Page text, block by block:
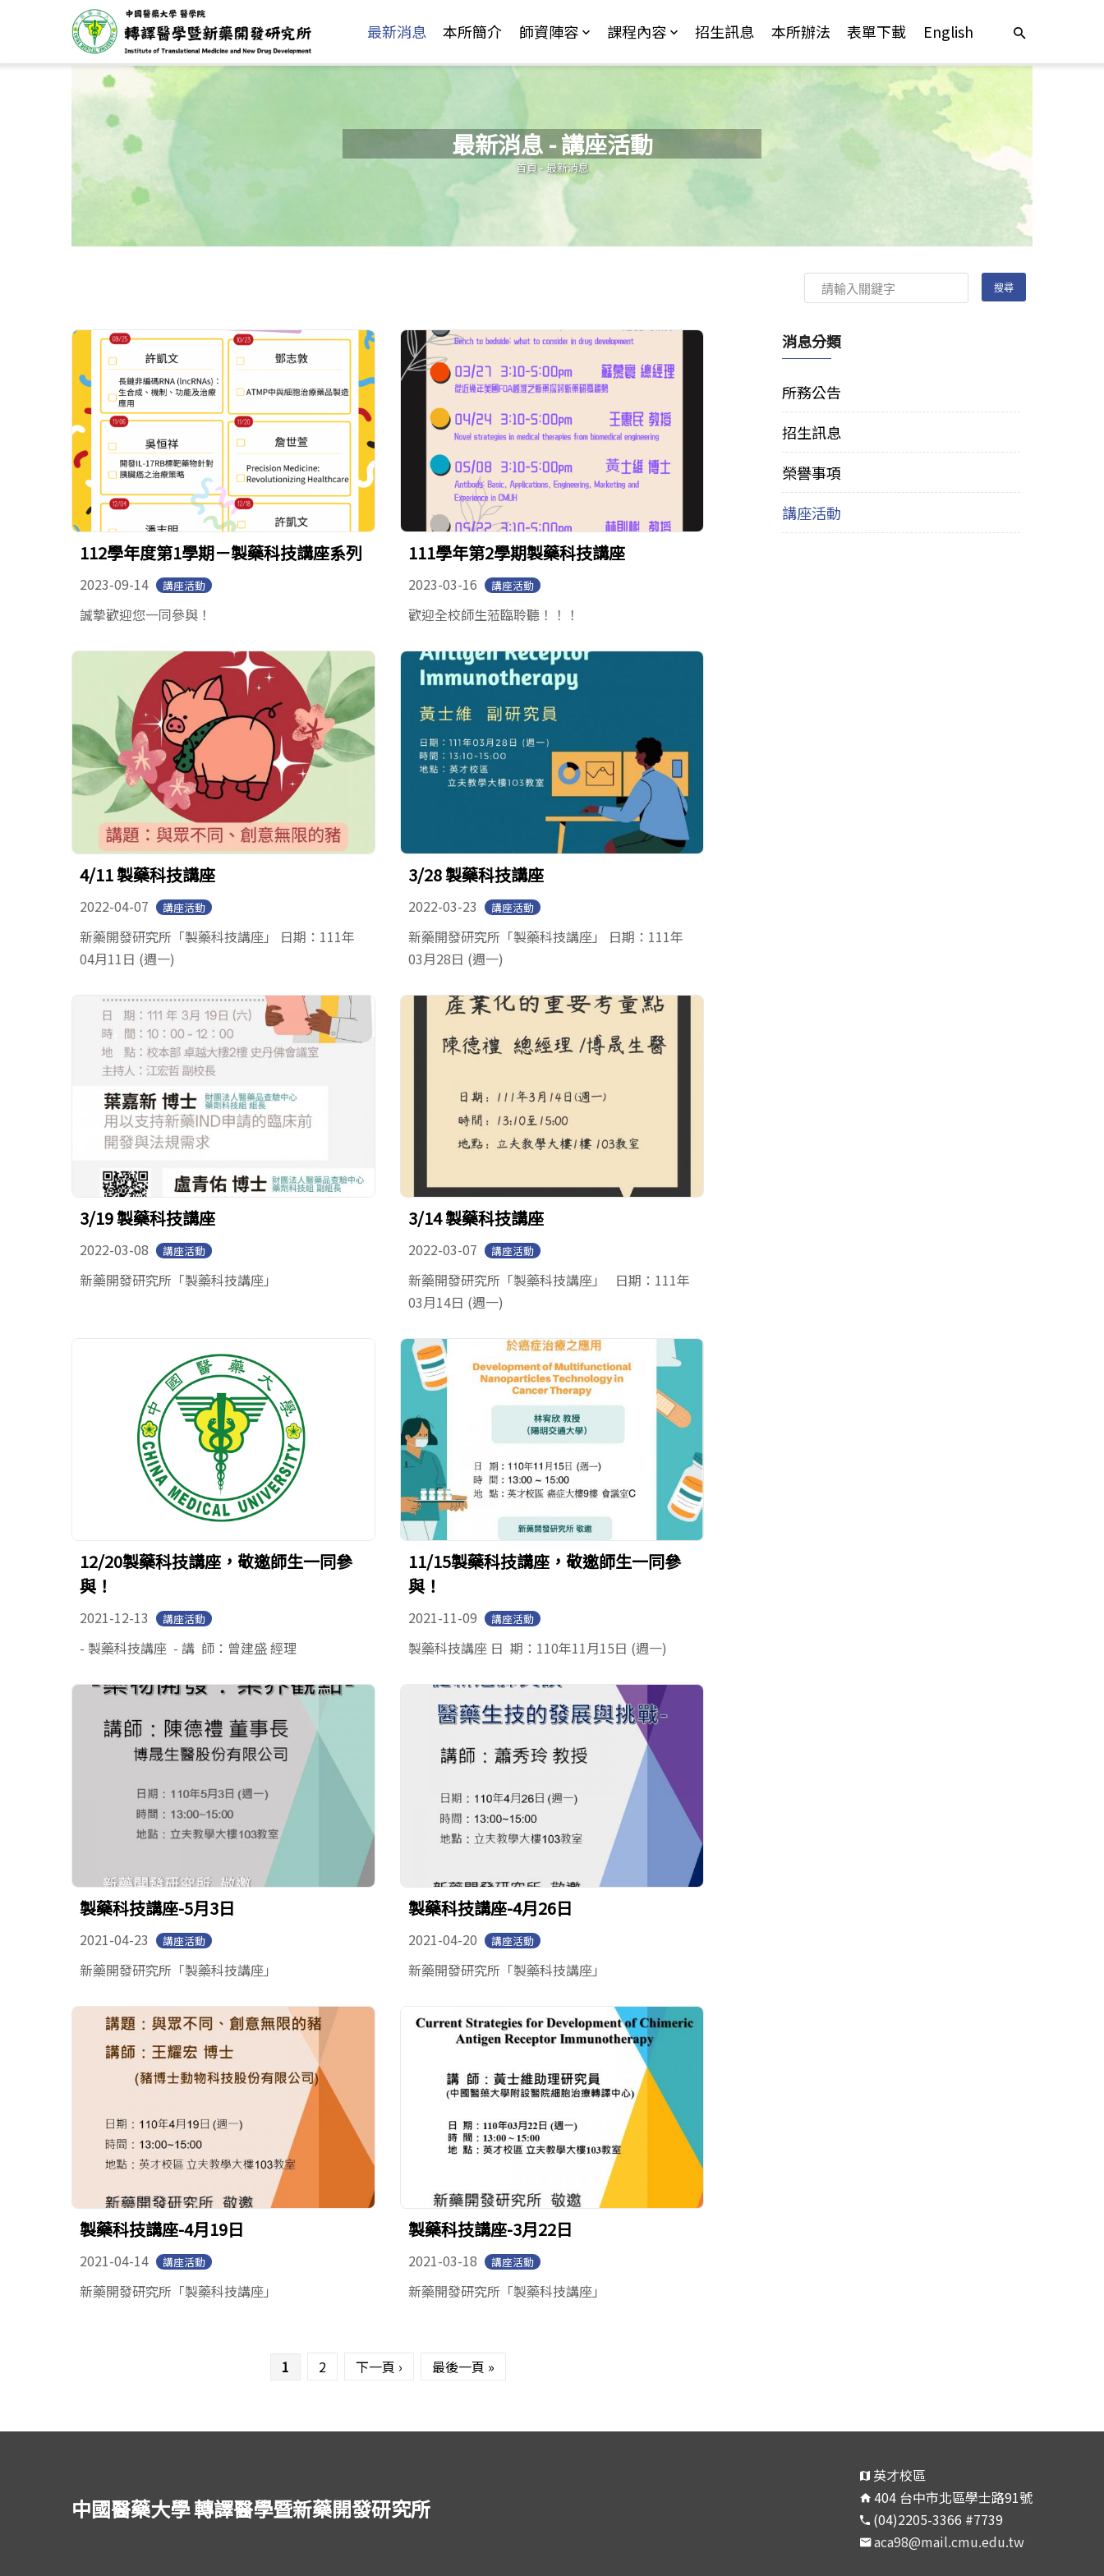
最新消息 本所簡介 師資陣容 課程內容 招生訊息 本所辦法 表單下載 English
最新消息 - 講座活動
您在這裡
首頁-最新消息
112學年度第1學期－製藥科技講座系列
2023-09-14 講座活動
誠摯歡迎您一同參與！
111學年第2學期製藥科技講座
2023-03-16 講座活動
歡迎全校師生蒞臨聆聽！！！
4/11 製藥科技講座
2022-04-07 講座活動
新藥開發研究所「製藥科技講座」 日期：111年
04月11日 (週一)
3/28 製藥科技講座
2022-03-23 講座活動
新藥開發研究所「製藥科技講座」 日期：111年
03月28日 (週一)
3/19 製藥科技講座
2022-03-08 講座活動
新藥開發研究所「製藥科技講座」
3/14 製藥科技講座
2022-03-07 講座活動
新藥開發研究所「製藥科技講座」 日期：111年
03月14日 (週一)
12/20製藥科技講座，敬邀師生一同參
與！
2021-12-13 講座活動
- 製藥科技講座 - 講 師：曾建盛 經理
11/15製藥科技講座，敬邀師生一同參
與！
2021-11-09 講座活動
製藥科技講座 日 期：110年11月15日 (週一)
製藥科技講座-5月3日
2021-04-23 講座活動
新藥開發研究所「製藥科技講座」
製藥科技講座-4月26日
2021-04-20 講座活動
新藥開發研究所「製藥科技講座」
製藥科技講座-4月19日
2021-04-14 講座活動
新藥開發研究所「製藥科技講座」
製藥科技講座-3月22日
2021-03-18 講座活動
新藥開發研究所「製藥科技講座」
1 2 下一頁 › 最後一頁 »
消息分類
所務公告
招生訊息
榮譽事項
講座活動
中國醫藥大學 轉譯醫學暨新藥開發研究所
英才校區
404 台中市北區學士路91號
(04)2205-3366 #7739
aca98@mail.cmu.edu.tw